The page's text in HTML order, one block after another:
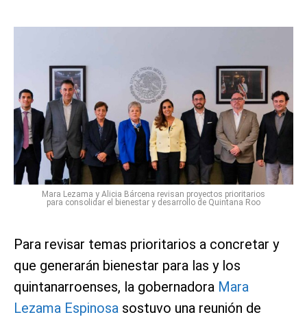
Mara Lezama y Alicia Bárcena revisan proyectos prioritarios
para consolidar el bienestar y desarrollo de Quintana Roo
Para revisar temas prioritarios a concretar y
que generarán bienestar para las y los
quintanarroenses, la gobernadora Mara
Lezama Espinosa sostuvo una reunión de